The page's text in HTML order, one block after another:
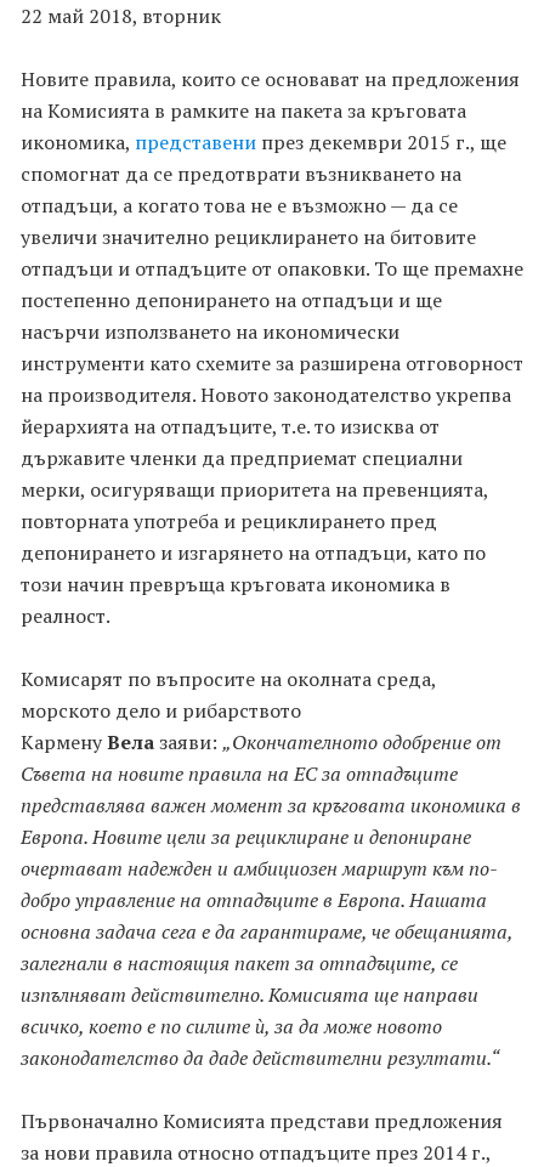
22 май 2018, вторник
Новите правила, които се основават на предложения
на Комисията в рамките на пакета за кръговата
икономика, представени през декември 2015 г., ще
спомогнат да се предотврати възникването на
отпадъци, а когато това не е възможно — да се
увеличи значително рециклирането на битовите
отпадъци и отпадъците от опаковки. То ще премахне
постепенно депонирането на отпадъци и ще
насърчи използването на икономически
инструменти като схемите за разширена отговорност
на производителя. Новото законодателство укрепва
йерархията на отпадъците, т.е. то изисква от
държавите членки да предприемат специални
мерки, осигуряващи приоритета на превенцията,
повторната употреба и рециклирането пред
депонирането и изгарянето на отпадъци, като по
този начин превръща кръговата икономика в
реалност.
Комисарят по въпросите на околната среда,
морското дело и рибарството
КарменуВелазаяви: „Окончателното одобрение от
Съвета на новите правила на ЕС за отпадъците
представлява важен момент за кръговата икономика в
Европа. Новите цели за рециклиране и депониране
очертават надежден и амбициозен маршрут към по-
добро управление на отпадъците в Европа. Нашата
основна задача сега е да гарантираме, че обещанията,
залегнали в настоящия пакет за отпадъците, се
изпълняват действително. Комисията ще направи
всичко, което е по силите ѝ, за да може новото
законодателство да даде действителни резултати.“
Първоначално Комисията представи предложения
за нови правила относно отпадъците през 2014 г.,